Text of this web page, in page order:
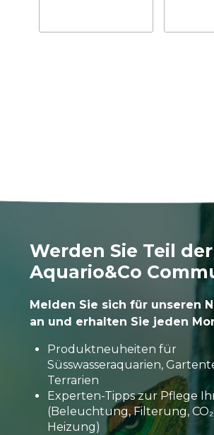
Werden Sie Teil der
Aquario&Co
Melden Sie sich für unseren
an und erhalten Sie jeden
Produktneuheiten für
Süsswasseraquarien,
Terrarien
Experten-Tipps zur Pflege
(Beleuchtung, Filterung,
Heizung)